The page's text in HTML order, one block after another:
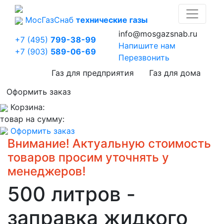
МосГазСнаб технические газы
+7 (495) 799-38-99
+7 (903) 589-06-69
info@mosgazsnab.ru
Напишите нам
Перезвонить
Газ для предприятия
Газ для дома
Оформить заказ
Корзина:
товар на сумму:
Оформить заказ
Внимание! Актуальную стоимость
товаров просим уточнять у
менеджеров!
500 литров -
заправка жидкого